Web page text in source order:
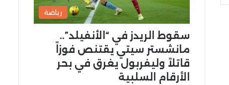
رياضة
سقوط الريدز في “الأنفيلد”..
مانشستر سيتي يقتنص فوزاً
قاتلاً وليفربول يغرق في بحر
الأرقام السلبية